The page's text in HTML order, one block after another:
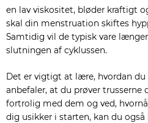
en lav viskositet, bløder kraftigt
skal din menstruation skiftes
Samtidig vil de typisk vare
slutningen af cyklussen.
Det er vigtigt at lære, hvordan
anbefaler, at du prøver trusserne
fortrolig med dem og ved,
dig usikker i starten, kan du